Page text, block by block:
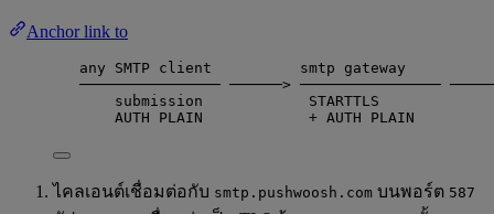
Anchor link to
any SMTP client          smtp gateway
──────────────── ──────> ────────────────
submission            STARTTLS
AUTH PLAIN            + AUTH PLAIN
ไคลเอนต์เชื่อมต่อกับ smtp.pushwoosh.com บนพอร์ต 587